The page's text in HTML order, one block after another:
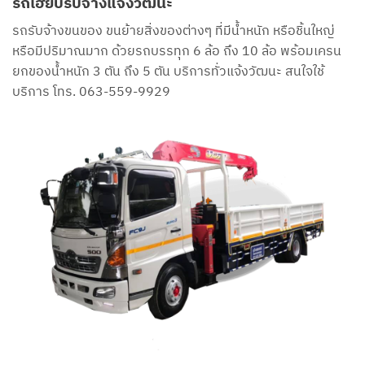
รถรับจ้างขนของ ขนย้ายสิ่งของต่างๆ ที่มีน้ำหนัก หรือชิ้นใหญ่
หรือมีปริมาณมาก ด้วยรถบรรทุก 6 ล้อ ถึง 10 ล้อ พร้อมเครน
ยกของน้ำหนัก 3 ตัน ถึง 5 ตัน บริการทั่วแจ้งวัฒนะ สนใจใช้
บริการ โทร. 063-559-9929